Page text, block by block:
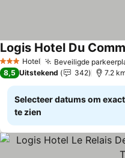
3 SterrenHotel Beveiligde
Logis Hotel Du
8,5 Uitstekend 342 7.2
Selecteer datums om
te zien